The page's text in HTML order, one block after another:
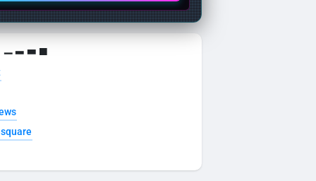
▁ ▂ ▃ ▄